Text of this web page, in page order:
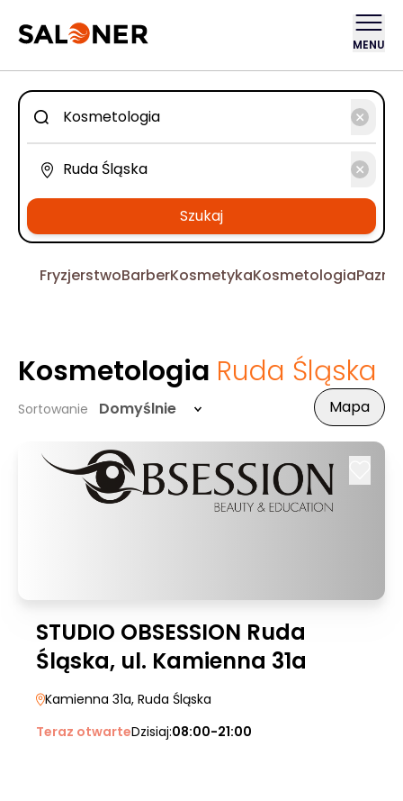
MENU
Szukaj
FryzjerstwoBarberKosmetykaKosmetologia
Kosmetologia Ruda Śląska
Sortowanie Domyślnie Mapa
STUDIO OBSESSION Ruda
Śląska, ul. Kamienna 31a
Kamienna 31a, Ruda Śląska
Teraz otwarteDzisiaj:08:00-21:00